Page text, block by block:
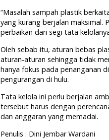
“Masalah sampah plastik
yang kurang berjalan maksimal.
perbaikan dari segi tata
Oleh sebab itu, aturan bebas
aturan-aturan sehingga tidak
hanya fokus pada penanganan
pengurangan di hulu.
Tata kelola ini perlu berjalan
tersebut harus dengan
dan anggaran yang memadai.
Penulis : Dini Jembar Wardani